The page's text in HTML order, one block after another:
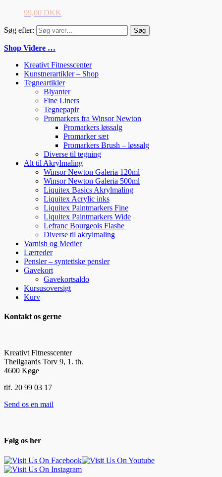
99,00 DKK
Søg efter: Søg
Shop Videre …
Kreativt Fitnesscenter
Kunstnerartikler – Shop
Tegneartikler
Blyanter
Fine Liners
Tegnepapir
Promarkers fra Winsor Newton
Promarkers løssalg
Promarker sæt
Promarkers Brush – løssalg
Diverse til tegning
Alt til Akrylmaling
Winsor Newton Galeria 120ml
Winsor Newton Galeria 500ml
Liquitex Basics Akrylmaling
Liquitex Acrylic inks
Liquitex Paintmarkers Fine
Liquitex Paintmarkers Wide
Lefranc Bourgeois Flashe
Diverse til akrylmaling
Varnish og Medier
Lærreder
Pensler – syntetiske pensler
Gavekort
Gavekortsaldo
Kursusoversigt
Kurv
Kontakt os gerne
Kreativt Fitnesscenter
Theilgaards Torv 9, 1. th.
4600 Køge
tlf. 20 99 03 17
Send os en mail
Følg os her